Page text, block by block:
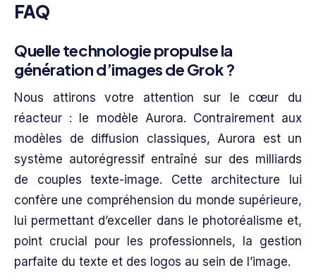
FAQ
Quelle technologie propulse la
génération d’images de Grok ?
Nous attirons votre attention sur le cœur du
réacteur : le modèle Aurora. Contrairement aux
modèles de diffusion classiques, Aurora est un
système autorégressif entraîné sur des milliards
de couples texte-image. Cette architecture lui
confère une compréhension du monde supérieure,
lui permettant d’exceller dans le photoréalisme et,
point crucial pour les professionnels, la gestion
parfaite du texte et des logos au sein de l’image.